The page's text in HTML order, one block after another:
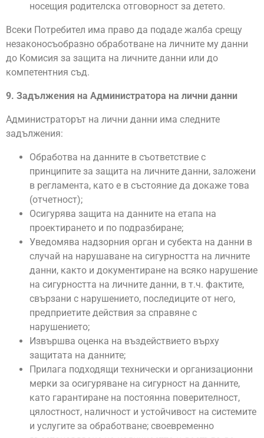
носещия родителска отговорност за детето.
Всеки Потребител има право да подаде жалба срещу
незаконосъобразно обработване на личните му данни
до Комисия за защита на личните данни или до
компетентния съд.
9. Задължения на Администратора на лични данни
Администраторът на лични данни има следните
задължения:
Обработва на данните в съответствие с
принципите за защита на личните данни, заложени
в регламента, като е в състояние да докаже това
(отчетност);
Осигурява защита на данните на етапа на
проектирането и по подразбиране;
Уведомява надзорния орган и субекта на данни в
случай на нарушаване на сигурността на личните
данни, както и документиране на всяко нарушение
на сигурността на личните данни, в т.ч. фактите,
свързани с нарушението, последиците от него,
предприетите действия за справяне с
нарушението;
Извършва оценка на въздействието върху
защитата на данните;
Прилага подходящи технически и организационни
мерки за осигуряване на сигурност на данните,
като гарантиране на постоянна поверителност,
цялостност, наличност и устойчивост на системите
и услугите за обработване; своевременно